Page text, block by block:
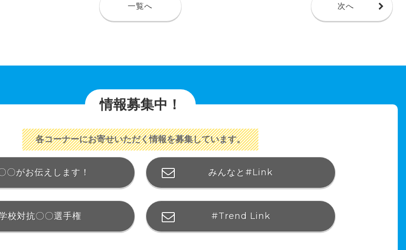
一覧へ 次へ
情報募集中！
各コーナーにお寄せいただく情報を募集しています。
〇がお伝えします！ みんなと#Link
校対抗〇〇選手権 #Trend Link